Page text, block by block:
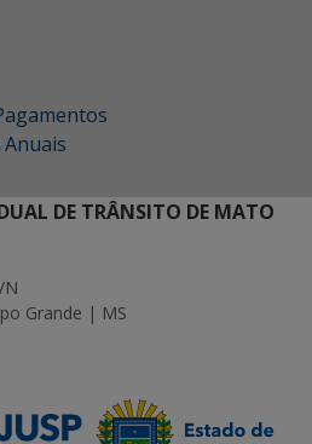
DE TRÂNSITO DE MATO
N
Grande | MS